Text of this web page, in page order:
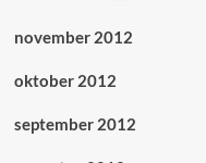
november 2012
oktober 2012
september 2012